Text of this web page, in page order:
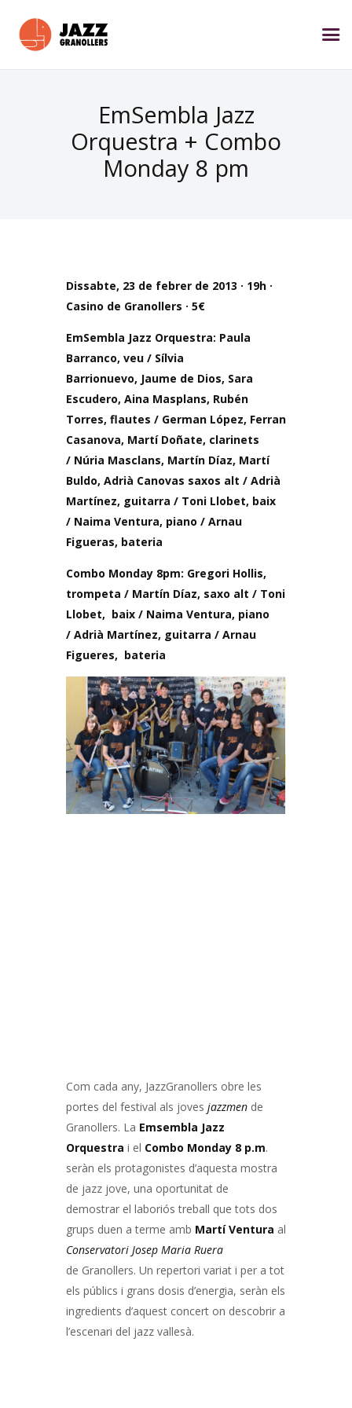
EmSembla Jazz
Orquestra + Combo
Monday 8 pm
Dissabte, 23 de febrer de 2013 · 19h ·
Casino de Granollers · 5€
EmSembla Jazz Orquestra: Paula
Barranco, veu / Sílvia
Barrionuevo, Jaume de Dios, Sara
Escudero, Aina Masplans, Rubén
Torres, flautes / German López, Ferran
Casanova, Martí Doñate, clarinets
/ Núria Masclans, Martín Díaz, Martí
Buldo, Adrià Canovas saxos alt / Adrià
Martínez, guitarra / Toni Llobet, baix
/ Naima Ventura, piano / Arnau
Figueras, bateria
Combo Monday 8pm: Gregori Hollis,
trompeta / Martín Díaz, saxo alt / Toni
Llobet, baix / Naima Ventura, piano
/ Adrià Martínez, guitarra / Arnau
Figueres, bateria
Com cada any, JazzGranollers obre les
portes del festival als joves jazzmen de
Granollers. La Emsembla Jazz
Orquestra i el Combo Monday 8 p.m.
seràn els protagonistes d’aquesta mostra
de jazz jove, una oportunitat de
demostrar el laboriós treball que tots dos
grups duen a terme amb Martí Ventura al
Conservatori Josep Maria Ruera
de Granollers. Un repertori variat i per a tot
els públics i grans dosis d’energia, seràn els
ingredients d’aquest concert on descobrir a
l’escenari del jazz vallesà.